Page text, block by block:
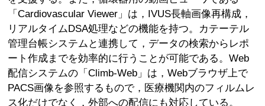
「Cardiovascular Viewer」は，IVUS長軸画像再構成，
リアルタイムDSA処理などの機能を持つ。カテーテル
管理台帳システムと連携して，データの検索からレポ
ート作成までを効率的に行うことが可能である。Web
配信システムの「Climb-Web」は，Webブラウザ上で
PACS画像を参照するもので，医療機関内のフィルムレ
ス化だけでなく，外部への配信にも対応している。